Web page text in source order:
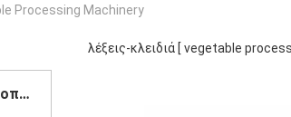
Processing Machinery
Εμπορικός μαγειρεύοντας εξοπλισμός
λέξεις-κλειδιά [ vegetable